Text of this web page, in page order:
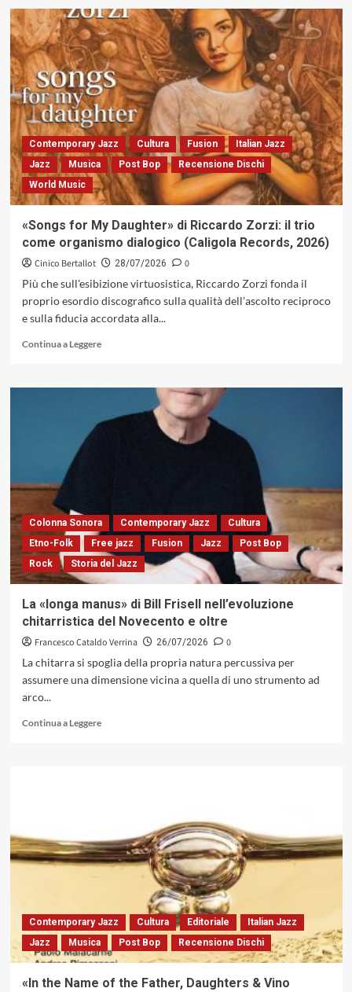
su
«Esercizi
di
metamorfosi».
Intervista
a
John
Vignola
Contemporary Jazz Cultura Fusion
Italian Jazz
Jazz
Musica Post Bop
Recensione Dischi
World Music
«Songs for My Daughter» di Riccardo Zorzi: il trio
come organismo dialogico (Caligola Records, 2026)
Cinico Bertallot 28/07/2026
0
Più che sull'esibizione virtuosistica, Riccardo Zorzi fonda il
proprio esordio discografico sulla qualità dell'ascolto reciproco
e sulla fiducia accordata alla...
Continua a LeggereLeggi
su
for
trio
come
organismo
dialogico
(Caligola
2026)
Colonna Sonora Contemporary Jazz
Cultura
Etno-Folk
Free jazz Fusion Jazz
Post Bop
Rock
Storia del Jazz
La «longa manus» di Bill Frisell nell’evoluzione
chitarristica del Novecento e oltre
Francesco Cataldo Verrina 26/07/2026
0
La chitarra si spoglia della propria natura percussiva per
assumere una dimensione vicina a quella di uno strumento ad
arco...
Continua a LeggereLeggi
Bill
Frisell
nell’evoluzione
Novecento
e
oltre
Contemporary Jazz Cultura Editoriale
Italian Jazz
Jazz
Musica Post Bop Recensione Dischi
«In the Name of the Father, Daughters & Vino